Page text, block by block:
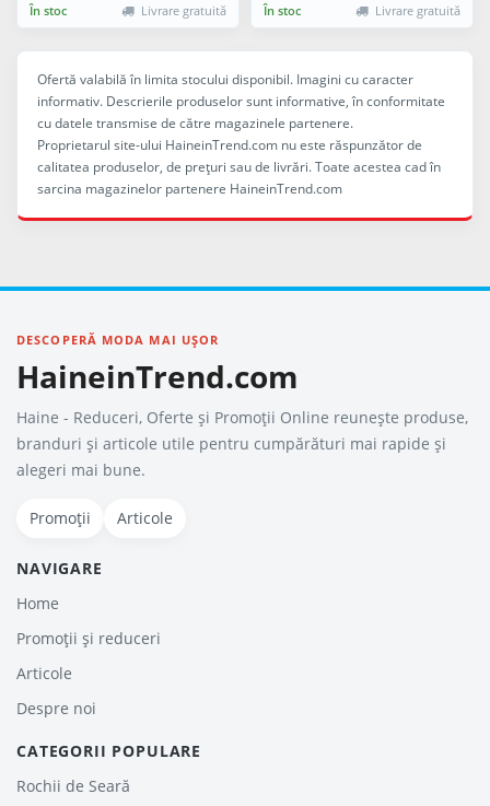
În stoc Livrare gratuită În stoc Livrare gratuită
Ofertă valabilă în limita stocului disponibil. Imagini cu caracter
informativ. Descrierile produselor sunt informative, în conformitate
cu datele transmise de către magazinele partenere.
Proprietarul site-ului HaineinTrend.com nu este răspunzător de
calitatea produselor, de preţuri sau de livrări. Toate acestea cad în
sarcina magazinelor partenere HaineinTrend.com
DESCOPERĂ MODA MAI UȘOR
HaineinTrend.com
Haine - Reduceri, Oferte şi Promoţii Online reunește produse,
branduri și articole utile pentru cumpărături mai rapide și
alegeri mai bune.
Promoții Articole
NAVIGARE
Home
Promoții și reduceri
Articole
Despre noi
CATEGORII POPULARE
Rochii de Seară